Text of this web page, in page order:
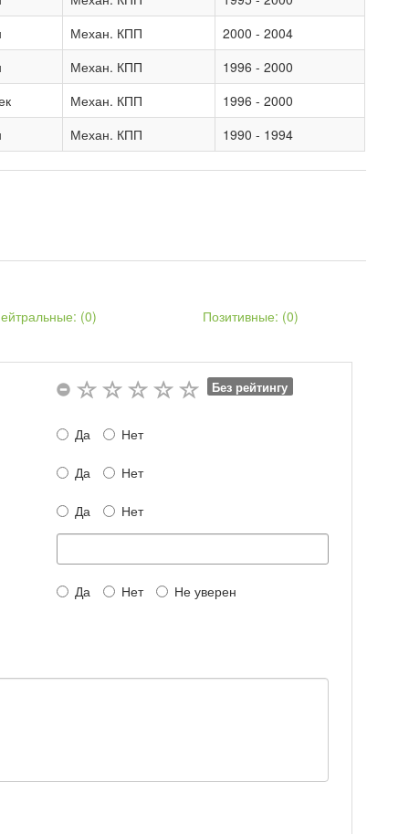
Механ. КПП
2000 - 2004
Механ. КПП
1996 - 2000
Механ. КПП
1996 - 2000
Механ. КПП 1990 - 1994
(0) Позитивные: (0)
Без рейтингу
Да Нет
Да Нет
Да Нет
Да Нет Не уверен